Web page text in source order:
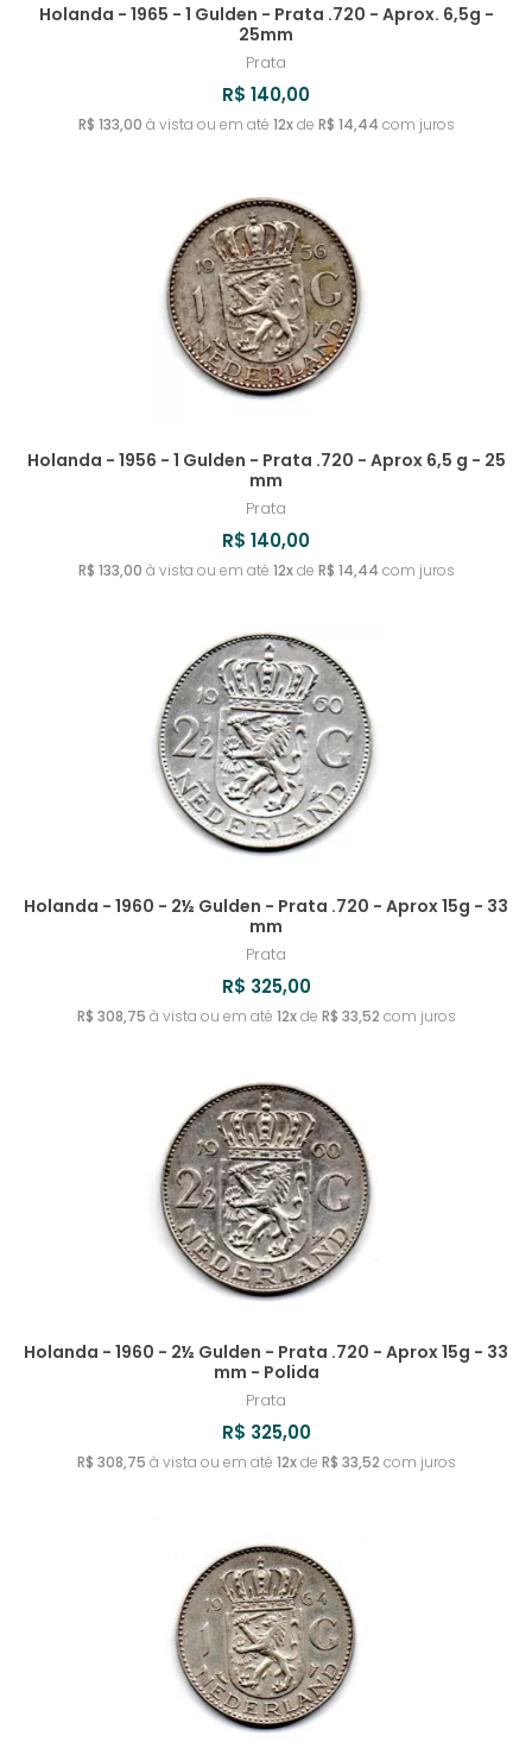
Holanda - 1965 - 1 Gulden - Prata .720 - Aprox. 6,5g -
25mm
Prata
R$ 140,00
R$ 133,00 à vista ou em até 12xde R$ 14,44 com juros
Holanda - 1956 - 1 Gulden - Prata .720 - Aprox 6,5 g - 25
mm
Prata
R$ 140,00
R$ 133,00 à vista ou em até 12xde R$ 14,44 com juros
Holanda - 1960 - 2½ Gulden - Prata .720 - Aprox 15g - 33
mm
Prata
R$ 325,00
R$ 308,75 à vista ou em até 12xde R$ 33,52 com juros
Holanda - 1960 - 2½ Gulden - Prata .720 - Aprox 15g - 33
mm - Polida
Prata
R$ 325,00
R$ 308,75 à vista ou em até 12xde R$ 33,52 com juros